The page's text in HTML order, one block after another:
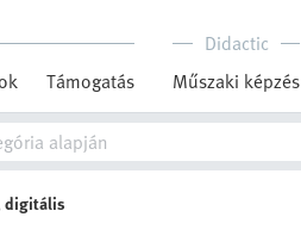
Támogatás
Didactic
Műszaki képzés
digitális